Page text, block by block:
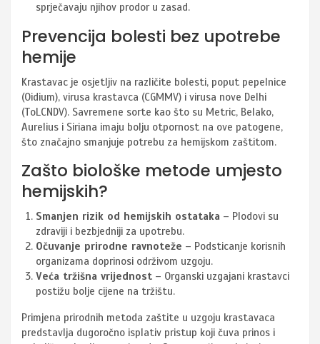
sprječavaju njihov prodor u zasad.
Prevencija bolesti bez upotrebe
hemije
Krastavac je osjetljiv na različite bolesti, poput pepelnice
(Oidium), virusa krastavca (CGMMV) i virusa nove Delhi
(ToLCNDV). Savremene sorte kao što su Metric, Belako,
Aurelius i Siriana imaju bolju otpornost na ove patogene,
što značajno smanjuje potrebu za hemijskom zaštitom.
Zašto biološke metode umjesto
hemijskih?
Smanjen rizik od hemijskih ostataka – Plodovi su
zdraviji i bezbjedniji za upotrebu.
Očuvanje prirodne ravnoteže – Podsticanje korisnih
organizama doprinosi održivom uzgoju.
Veća tržišna vrijednost – Organski uzgajani krastavci
postižu bolje cijene na tržištu.
Primjena prirodnih metoda zaštite u uzgoju krastavaca
predstavlja dugoročno isplativ pristup koji čuva prinos i